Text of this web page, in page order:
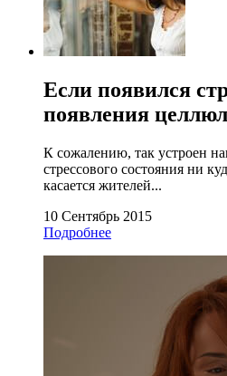
Если появился
появления
К сожалению, так устроен
стрессового состояния ни
касается жителей...
10 Сентябрь 2015
Подробнее